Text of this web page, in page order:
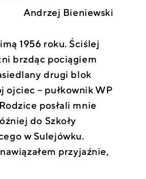
Andrzej Bieniewski
1956 roku. Ściślej
brzdąc pociągiem
drugi blok
ojciec – pułkownik WP
posłali mnie
do Szkoły
w Sulejówku.
przyjaźnie,